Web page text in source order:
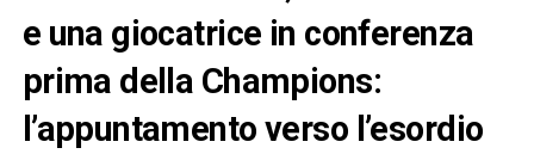
e una giocatrice in conferenza
prima della Champions:
l’appuntamento verso l’esordio